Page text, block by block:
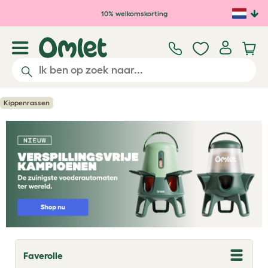
Ga naar de hoofdinhoud
10% welkomskorting
Kippenrassen
Faverolle
T